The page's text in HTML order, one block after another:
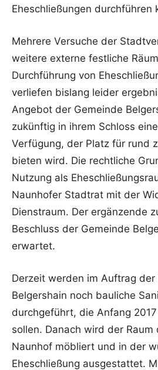
Eheschließungen durchführen
Mehrere Versuche der
weitere externe festliche
Durchführung von
verliefen bislang leider
Angebot der Gemeinde
zukünftig in ihrem Schloss
Verfügung, der Platz für rund
bieten wird. Die rechtliche
Nutzung als
Naunhofer Stadtrat mit der
Dienstraum. Der ergänzende
Beschluss der Gemeinde
erwartet.
Derzeit werden im Auftrag der
Belgershain noch bauliche
durchgeführt, die Anfang
sollen. Danach wird der
Naunhof möbliert und in der
Eheschließung ausgestattet.